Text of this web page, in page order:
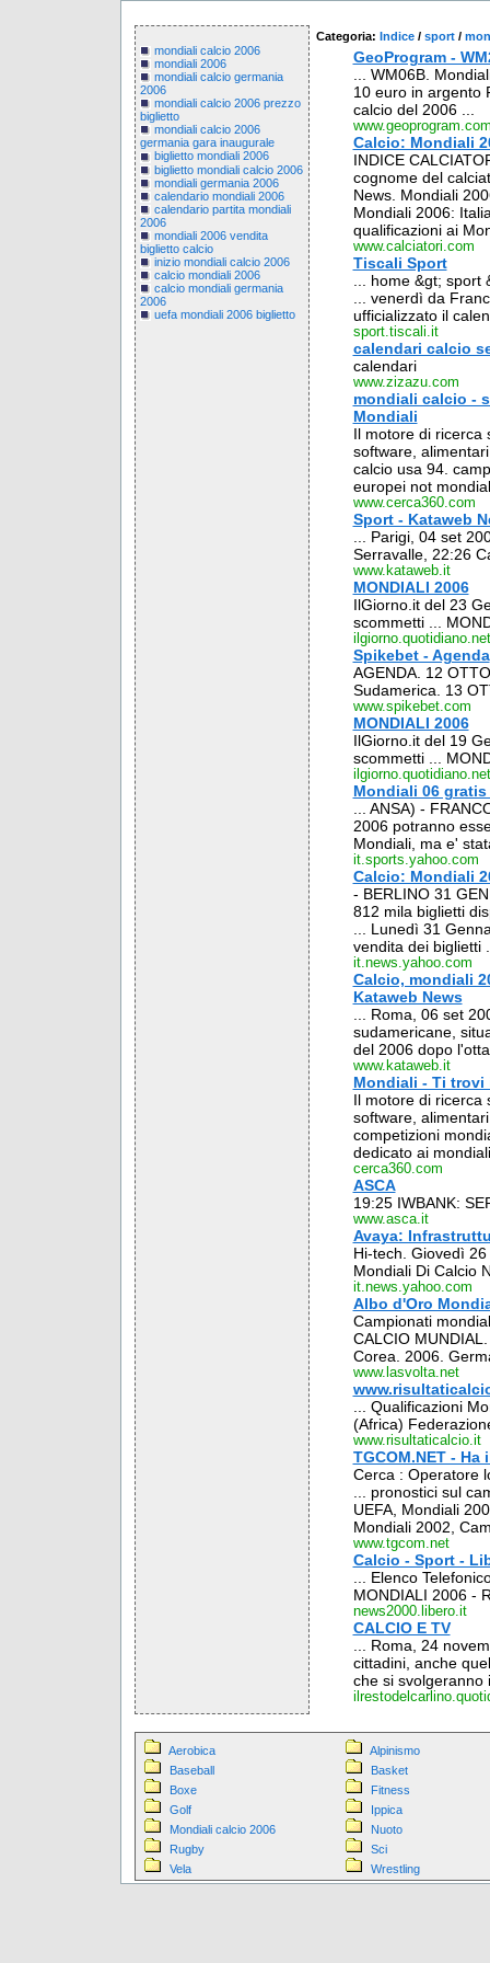
mondiali calcio 2006
mondiali 2006
mondiali calcio germania
2006
mondiali calcio 2006 prezzo
biglietto
mondiali calcio 2006
germania gara inaugurale
biglietto mondiali 2006
biglietto mondiali calcio 2006
mondiali germania 2006
calendario mondiali 2006
calendario partita mondiali
2006
mondiali 2006 vendita
biglietto calcio
inizio mondiali calcio 2006
calcio mondiali 2006
calcio mondiali germania
2006
uefa mondiali 2006 biglietto
Categoria: Indice / sport /
GeoProgram -
... WM06B.
10 euro in argento
calcio del 2006 ...
Calcio: Mondiali
INDICE
cognome del
News. Mondiali
Mondiali 2006:
qualificazioni ai
www.calciatori.com
Tiscali Sport
... home &gt;
... venerdì da
ufficializzato il
sport.tiscali.it
calendari calcio
calendari
www.zizazu.com
mondiali calcio -
Mondiali
Il motore di ricerca
software,
calcio usa 94.
europei not
www.cerca360.com
Sport - Kataweb
... Parigi, 04 set
Serravalle, 22:26
www.kataweb.it
MONDIALI 2006
IlGiorno.it del 23
scommetti ...
ilgiorno.quotidiano.net
Spikebet - Agenda
AGENDA. 12
Sudamerica. 13
www.spikebet.com
MONDIALI 2006
IlGiorno.it del 19
scommetti ...
ilgiorno.quotidiano.net
Mondiali 06
... ANSA) -
2006 potranno
Mondiali, ma e'
it.sports.yahoo.com
Calcio: Mondiali
- BERLINO 31
812 mila biglietti
... Lunedì 31
vendita dei biglietti
it.news.yahoo.com
Calcio, mondiali
Kataweb News
... Roma, 06 set
sudamericane,
del 2006 dopo
www.kataweb.it
Mondiali - Ti trovi
Il motore di ricerca
software,
competizioni
dedicato ai
cerca360.com
ASCA
19:25 IWBANK:
www.asca.it
Avaya:
Hi-tech. Giovedì
Mondiali Di Calcio
it.news.yahoo.com
Albo d'Oro
Campionati
CALCIO
Corea. 2006.
www.lasvolta.net
... Qualificazioni
(Africa)
www.risultaticalcio.it
TGCOM.NET -
Cerca : Operatore
... pronostici sul
UEFA, Mondiali
Mondiali 2002,
www.tgcom.net
Calcio - Sport -
... Elenco
MONDIALI 2006 -
news2000.libero.it
CALCIO E TV
... Roma, 24
cittadini, anche
che si svolgeranno
Aerobica
Alpinismo
Baseball
Basket
Boxe
Fitness
Golf
Ippica
Mondiali calcio 2006
Nuoto
Rugby
Sci
Vela
Wrestling